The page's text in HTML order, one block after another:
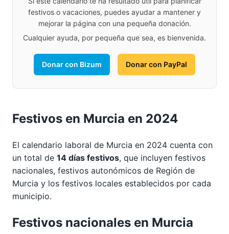
festivos o vacaciones, puedes ayudar a mantener y
mejorar la página con una pequeña donación.
Cualquier ayuda, por pequeña que sea, es bienvenida.
Donar con Bizum Donar con PayPal
Festivos en Murcia en 2024
El calendario laboral de Murcia en 2024 cuenta con
un total de 14 días festivos, que incluyen festivos
nacionales, festivos autonómicos de Región de
Murcia y los festivos locales establecidos por cada
municipio.
Festivos nacionales en Murcia